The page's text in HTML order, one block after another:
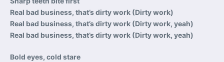
Real bad business, that’s dirty work (Dirty work)
Real bad business, that’s dirty work (Dirty work, yeah)
Real bad business, that’s dirty work (Dirty work, yeah)
Bold eyes, cold stare